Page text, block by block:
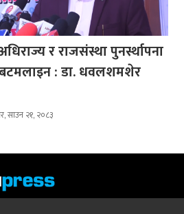
र राजसंस्था पुनर्स्थापना
बटमलाइन : डा. धवलशमशेर
साउन २१, २०८३